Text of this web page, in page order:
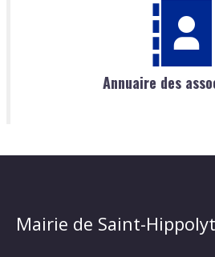
Annuaire des
Mairie de Saint-